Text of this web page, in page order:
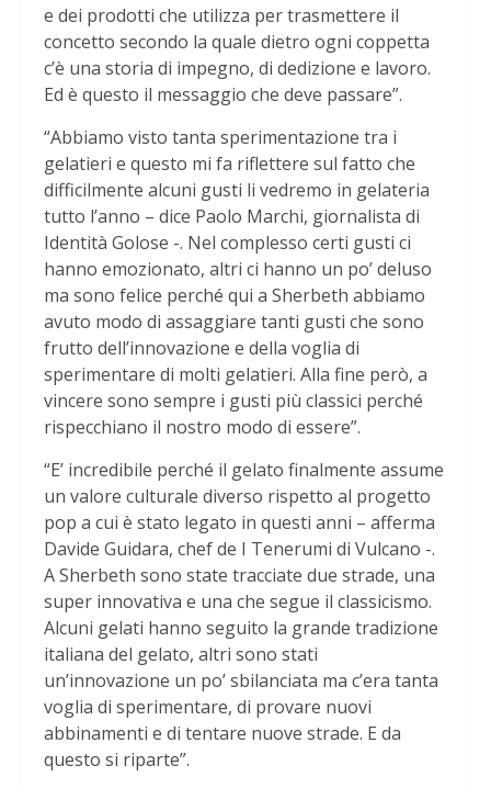
e dei prodotti che utilizza per trasmettere il
concetto secondo la quale dietro ogni coppetta
c’è una storia di impegno, di dedizione e lavoro.
Ed è questo il messaggio che deve passare”.
“Abbiamo visto tanta sperimentazione tra i
gelatieri e questo mi fa riflettere sul fatto che
difficilmente alcuni gusti li vedremo in gelateria
tutto l’anno – dice Paolo Marchi, giornalista di
Identità Golose -. Nel complesso certi gusti ci
hanno emozionato, altri ci hanno un po’ deluso
ma sono felice perché qui a Sherbeth abbiamo
avuto modo di assaggiare tanti gusti che sono
frutto dell’innovazione e della voglia di
sperimentare di molti gelatieri. Alla fine però, a
vincere sono sempre i gusti più classici perché
rispecchiano il nostro modo di essere”.
“E’ incredibile perché il gelato finalmente assume
un valore culturale diverso rispetto al progetto
pop a cui è stato legato in questi anni – afferma
Davide Guidara, chef de I Tenerumi di Vulcano -.
A Sherbeth sono state tracciate due strade, una
super innovativa e una che segue il classicismo.
Alcuni gelati hanno seguito la grande tradizione
italiana del gelato, altri sono stati
un’innovazione un po’ sbilanciata ma c’era tanta
voglia di sperimentare, di provare nuovi
abbinamenti e di tentare nuove strade. E da
questo si riparte”.